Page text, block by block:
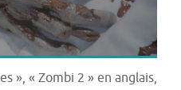
», « Zombi 2 » en anglais,